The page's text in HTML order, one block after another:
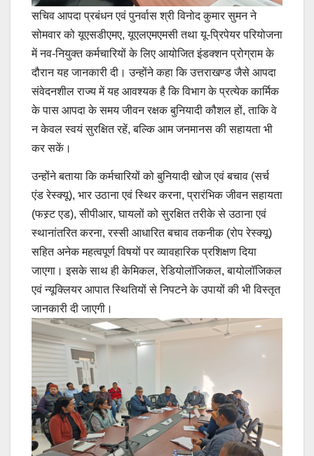
सचिव आपदा प्रबंधन एवं पुनर्वास श्री विनोद कुमार सुमन ने
सोमवार को यूएसडीएमए, यूएलएमएमसी तथा यू-प्रिपेयर परियोजना
में नव-नियुक्त कर्मचारियों के लिए आयोजित इंडक्शन प्रोग्राम के
दौरान यह जानकारी दी। उन्होंने कहा कि उत्तराखण्ड जैसे आपदा
संवेदनशील राज्य में यह आवश्यक है कि विभाग के प्रत्येक कार्मिक
के पास आपदा के समय जीवन रक्षक बुनियादी कौशल हों, ताकि वे
न केवल स्वयं सुरक्षित रहें, बल्कि आम जनमानस की सहायता भी
कर सकें।
उन्होंने बताया कि कर्मचारियों को बुनियादी खोज एवं बचाव (सर्च
एंड रेस्क्यू), भार उठाना एवं स्थिर करना, प्रारंभिक जीवन सहायता
(फस्र्ट एड), सीपीआर, घायलों को सुरक्षित तरीके से उठाना एवं
स्थानांतरित करना, रस्सी आधारित बचाव तकनीक (रोप रेस्क्यू)
सहित अनेक महत्वपूर्ण विषयों पर व्यावहारिक प्रशिक्षण दिया
जाएगा। इसके साथ ही केमिकल, रेडियोलॉजिकल, बायोलॉजिकल
एवं न्यूक्लियर आपात स्थितियों से निपटने के उपायों की भी विस्तृत
जानकारी दी जाएगी।